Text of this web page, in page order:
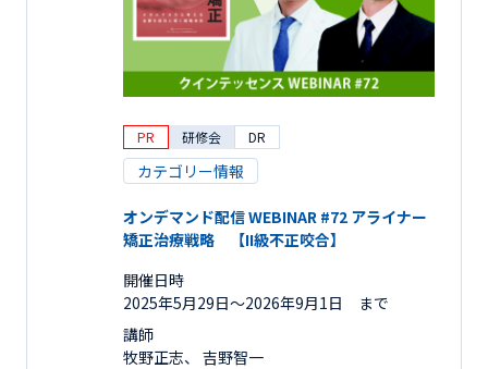
PR 研修会 DR
カテゴリー情報
オンデマンド配信 WEBINAR #72 アライナー
矯正治療戦略 【II級不正咬合】
開催日時
2025年5月29日〜2026年9月1日 まで
講師
牧野正志、 吉野智一